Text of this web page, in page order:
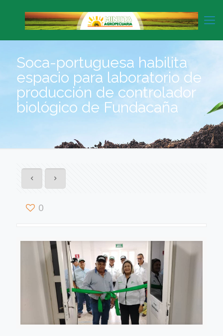
Soca-portuguesa habilita
espacio para laboratorio de
producción de controlador
biológico de Fundacaña
0